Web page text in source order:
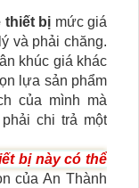
thiết bị mức giá
và phải chăng.
khúc giá khác
lựa sản phẩm
của mình mà
chi trả một
bị này có thể
của An Thành